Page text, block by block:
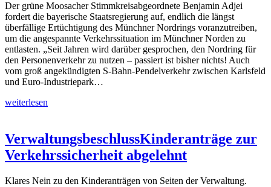
Der grüne Moosacher Stimmkreisabgeordnete Benjamin Adjei
fordert die bayerische Staatsregierung auf, endlich die längst
überfällige Ertüchtigung des Münchner Nordrings voranzutreiben,
um die angespannte Verkehrssituation im Münchner Norden zu
entlasten. „Seit Jahren wird darüber gesprochen, den Nordring für
den Personenverkehr zu nutzen – passiert ist bisher nichts! Auch
vom groß angekündigten S-Bahn-Pendelverkehr zwischen Karlsfeld
und Euro-Industriepark…
weiterlesen
VerwaltungsbeschlussKinderanträge zur
Verkehrssicherheit abgelehnt
Klares Nein zu den Kinderanträgen von Seiten der Verwaltung.